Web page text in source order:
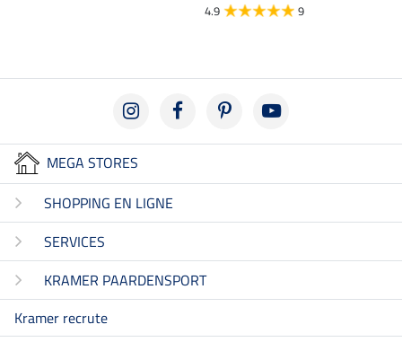
4.9 9
MEGA STORES
SHOPPING EN LIGNE
SERVICES
KRAMER PAARDENSPORT
Kramer recrute